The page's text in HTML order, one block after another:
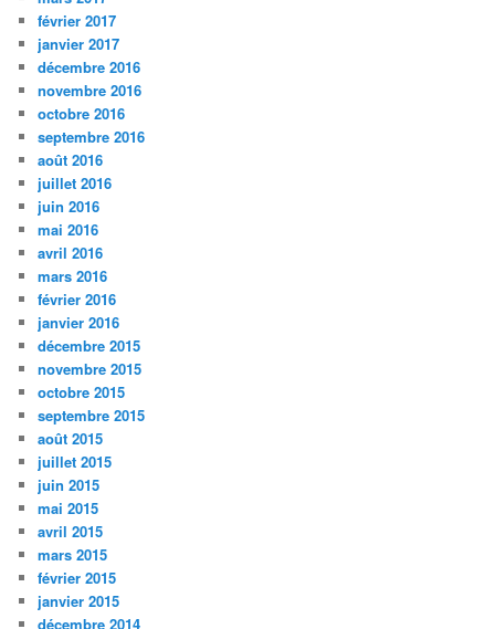
février 2017
janvier 2017
décembre 2016
novembre 2016
octobre 2016
septembre 2016
août 2016
juillet 2016
juin 2016
mai 2016
avril 2016
mars 2016
février 2016
janvier 2016
décembre 2015
novembre 2015
octobre 2015
septembre 2015
août 2015
juillet 2015
juin 2015
mai 2015
avril 2015
mars 2015
février 2015
janvier 2015
décembre 2014